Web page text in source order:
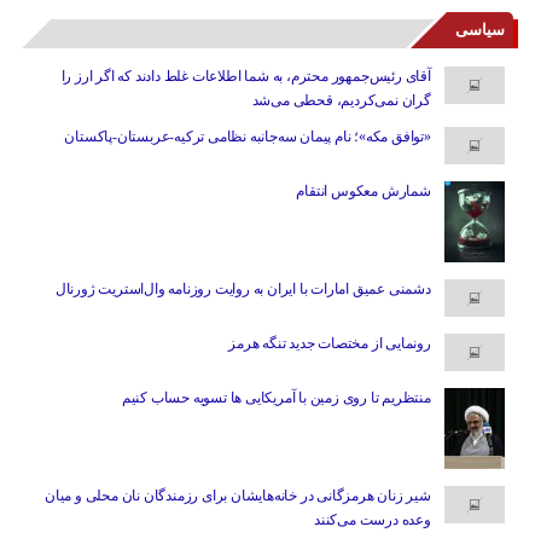
سیاسی
آقای رئیس‌جمهور محترم، به شما اطلاعات غلط دادند که اگر ارز را
گران نمی‌کردیم، قحطی می‌شد
«توافق مکه»؛ نام پیمان سه‌جانبه نظامی ترکیه-عربستان-پاکستان
شمارش معکوس انتقام
دشمنی عمیق امارات با ایران به روایت روزنامه وال‌استریت ژورنال
رونمایی از مختصات جدید تنگه هرمز
منتظریم تا روی زمین با آمریکایی ها تسویه حساب کنیم
شیر زنان هرمزگانی در خانه‌هایشان برای رزمندگان نان محلی و میان
وعده درست می‌کنند